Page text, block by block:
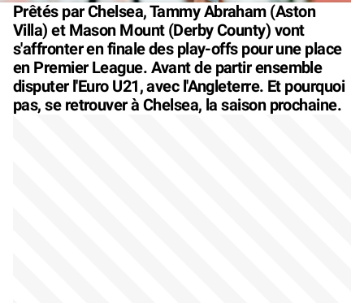
Prêtés par Chelsea, Tammy Abraham (Aston
Villa) et Mason Mount (Derby County) vont
s'affronter en finale des play-offs pour une place
en Premier League. Avant de partir ensemble
disputer l'Euro U21, avec l'Angleterre. Et pourquoi
pas, se retrouver à Chelsea, la saison prochaine.